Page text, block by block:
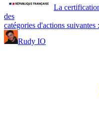
La
des
catégories d'actions suivantes :
Rudy IO